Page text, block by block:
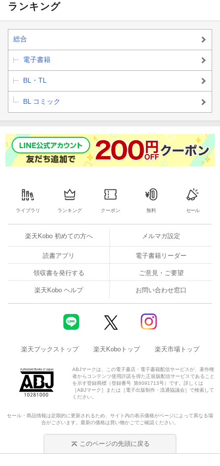
ランキング
総合
電子書籍
BL・TL
BL コミック
ライブラリ ランキング クーポン 無料 セール
楽天Kobo 初めての方へ メルマガ設定
読書アプリ 電子書籍リーダー
領収書を発行する ご意見・ご要望
楽天Kobo ヘルプ お問い合わせ窓口
楽天ブックストップ 楽天Koboトップ 楽天市場トップ
ABJマークは、この電子書店・電子書籍配信サービスが、著作権
者からコンテンツ使用許諾を得た正規版配信サービスであること
を示す登録商標（登録番号 第6091713号）です。詳しくは
［ABJマーク］または［電子出版制作・流通協議会］で検索して
ください。
セール・商品情報は定期的に更新されるため、サイト内の表示価格がページによって異なる場
合がございます。最新の価格は買い物かごでご確認ください。
このページの先頭に戻る